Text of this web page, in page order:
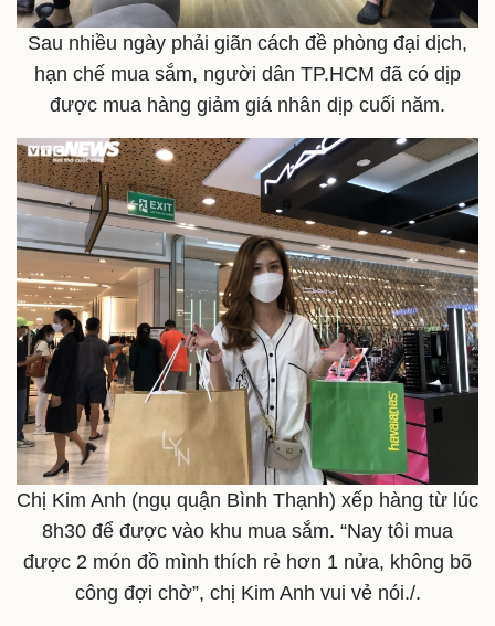
Văn hóa
Văn học
Âm nhạc
Di sản
Giải trí
Thời trang
Sao Việt
Sau nhiều ngày phải giãn cách đề phòng đại dịch,
hạn chế mua sắm, người dân TP.HCM đã có dịp
được mua hàng giảm giá nhân dịp cuối năm.
Chị Kim Anh (ngụ quận Bình Thạnh) xếp hàng từ lúc
8h30 để được vào khu mua sắm. “Nay tôi mua
được 2 món đồ mình thích rẻ hơn 1 nửa, không bõ
công đợi chờ”, chị Kim Anh vui vẻ nói./.